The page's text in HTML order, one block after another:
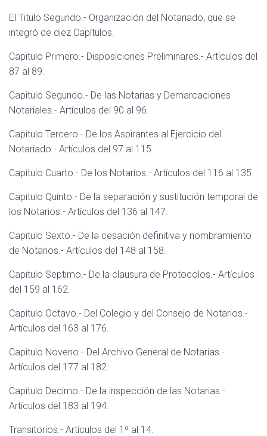
El Titulo Segundo.- Organización del Notariado, que se
integró de diez Capítulos.
Capitulo Primero.- Disposiciones Preliminares.- Artículos del
87 al 89.
Capitulo Segundo.- De las Notarias y Demarcaciones
Notariales.- Artículos del 90 al 96.
Capitulo Tercero.- De los Aspirantes al Ejercicio del
Notariado.- Artículos del 97 al 115.
Capitulo Cuarto.- De los Notarios.- Artículos del 116 al 135.
Capitulo Quinto.- De la separación y sustitución temporal de
los Notarios.- Artículos del 136 al 147.
Capitulo Sexto.- De la cesación definitiva y nombramiento
de Notarios.- Artículos del 148 al 158.
Capitulo Septimo.- De la clausura de Protocolos.- Artículos
del 159 al 162.
Capitulo Octavo.- Del Colegio y del Consejo de Notarios.-
Artículos del 163 al 176.
Capitulo Noveno.- Del Archivo General de Notarias.-
Artículos del 177 al 182.
Capitulo Decimo.- De la inspección de las Notarias.-
Artículos del 183 al 194.
Transitorios.- Artículos del 1º al 14.